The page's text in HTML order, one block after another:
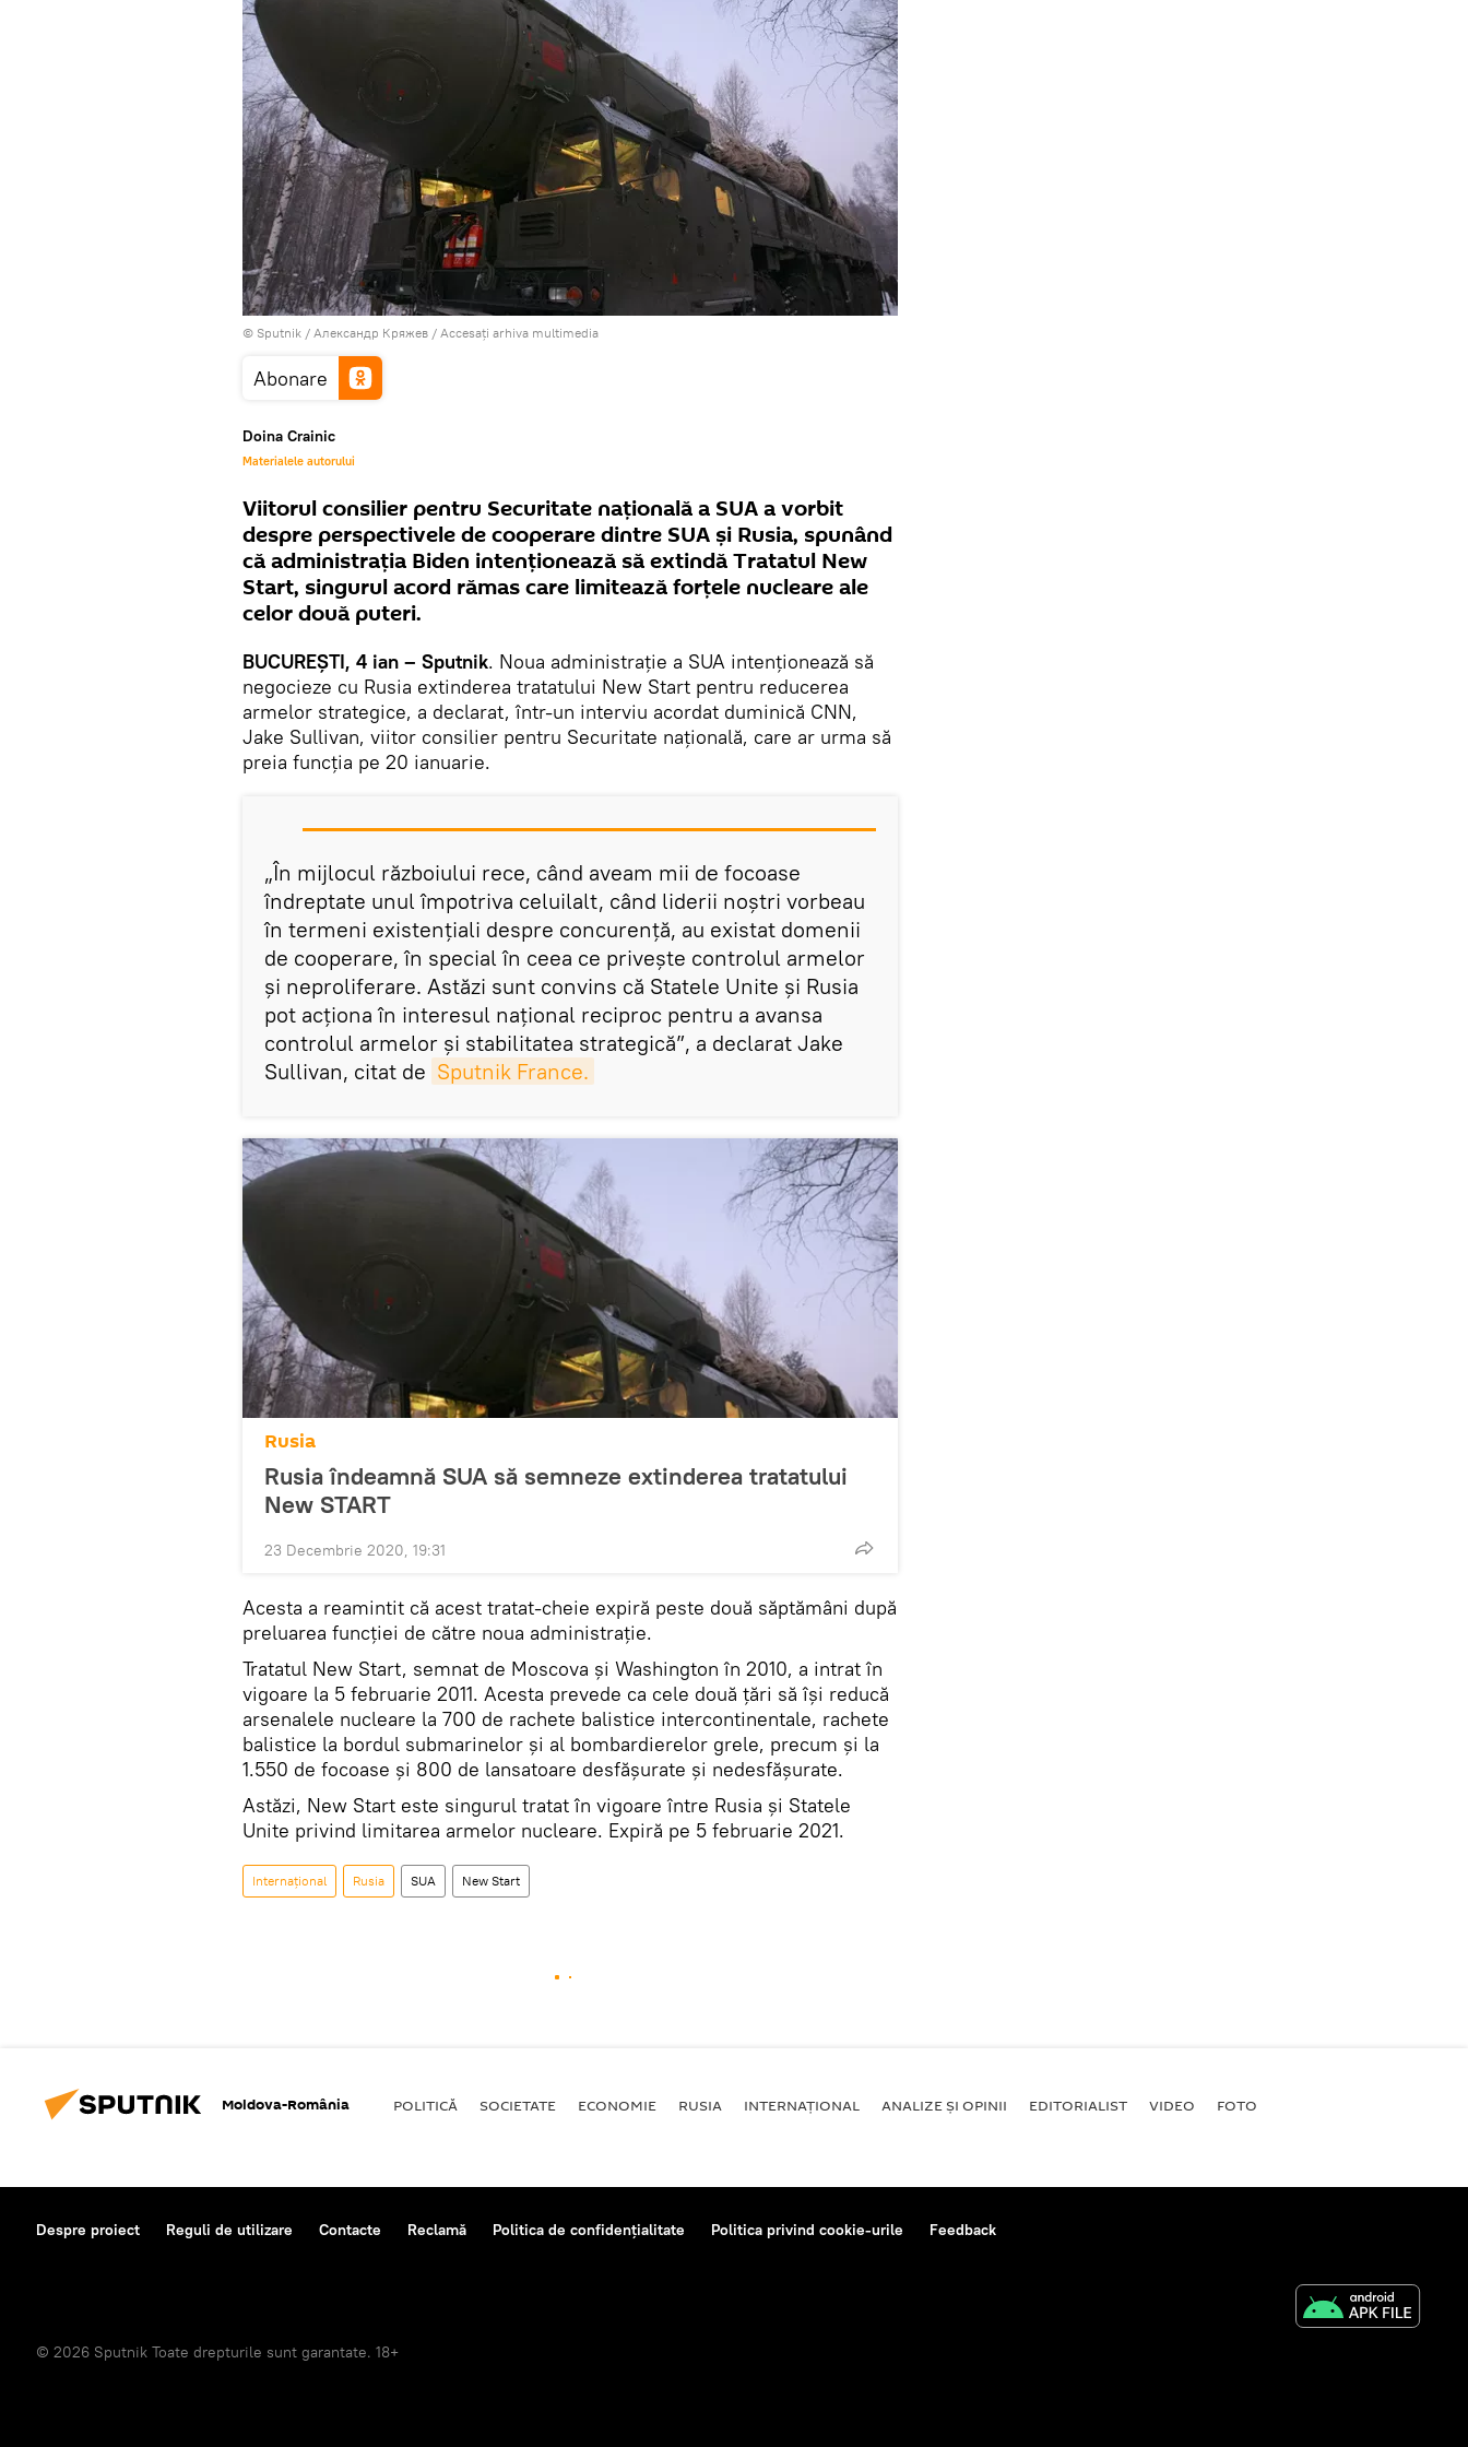
© Sputnik / Александр Кряжев / Accesați arhiva multimedia
Abonare
Doina Crainic
Materialele autorului
Viitorul consilier pentru Securitate națională a SUA a vorbit
despre perspectivele de cooperare dintre SUA și Rusia, spunând
că administrația Biden intenționează să extindă Tratatul New
Start, singurul acord rămas care limitează forțele nucleare ale
celor două puteri.
BUCUREŞTI, 4 ian – Sputnik. Noua administrație a SUA intenționează să
negocieze cu Rusia extinderea tratatului New Start pentru reducerea
armelor strategice, a declarat, într-un interviu acordat duminică CNN,
Jake Sullivan, viitor consilier pentru Securitate națională, care ar urma să
preia funcția pe 20 ianuarie.
„În mijlocul războiului rece, când aveam mii de focoase
îndreptate unul împotriva celuilalt, când liderii noștri vorbeau
în termeni existențiali despre concurență, au existat domenii
de cooperare, în special în ceea ce privește controlul armelor
și neproliferare. Astăzi sunt convins că Statele Unite și Rusia
pot acționa în interesul naţional reciproc pentru a avansa
controlul armelor și stabilitatea strategică”, a declarat Jake
Sullivan, citat de Sputnik France.
Rusia
Rusia îndeamnă SUA să semneze extinderea tratatului
New START
23 Decembrie 2020, 19:31
Acesta a reamintit că acest tratat-cheie expiră peste două săptămâni după
preluarea funcţiei de către noua administraţie.
Tratatul New Start, semnat de Moscova și Washington în 2010, a intrat în
vigoare la 5 februarie 2011. Acesta prevede ca cele două țări să își reducă
arsenalele nucleare la 700 de rachete balistice intercontinentale, rachete
balistice la bordul submarinelor și al bombardierelor grele, precum și la
1.550 de focoase și 800 de lansatoare desfășurate și nedesfășurate.
Astăzi, New Start este singurul tratat în vigoare între Rusia și Statele
Unite privind limitarea armelor nucleare. Expiră pe 5 februarie 2021.
Internaţional Rusia SUA New Start
Moldova-România POLITICĂ SOCIETATE ECONOMIE RUSIA INTERNAŢIONAL ANALIZE ȘI OPINII EDITORIALIST VIDEO FOTO
Despre proiect Reguli de utilizare Contacte Reclamă Politica de confidențialitate Politica privind cookie-urile Feedback
© 2026 Sputnik Toate drepturile sunt garantate. 18+